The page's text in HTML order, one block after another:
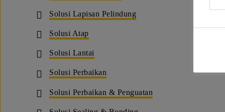
Solusi Lapisan Pelindung
Solusi Atap
Solusi Lantai
Solusi Perbaikan
Solusi Perbaikan & Penguatan